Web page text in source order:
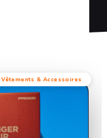
& Accessoires